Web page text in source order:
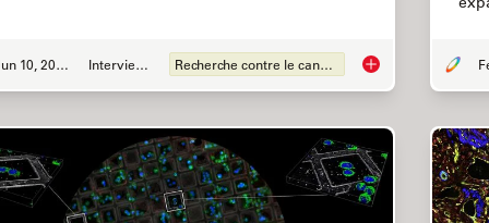
Jun 10, 2025 Interviews Recherche contre le cancer Transforming